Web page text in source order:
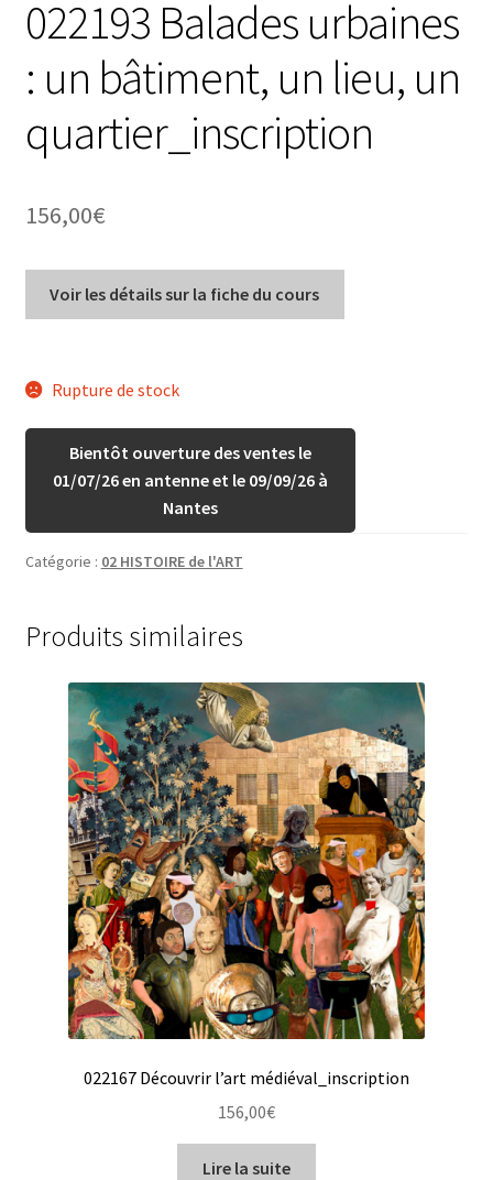
022193 Balades urbaines
: un bâtiment, un lieu, un
quartier_inscription
156,00€
Voir les détails sur la fiche du cours
Rupture de stock
Bientôt ouverture des ventes le
01/07/26 en antenne et le 09/09/26 à
Nantes
Catégorie : 02 HISTOIRE de l'ART
Produits similaires
022167 Découvrir l’art médiéval_inscription
156,00€
Lire la suite